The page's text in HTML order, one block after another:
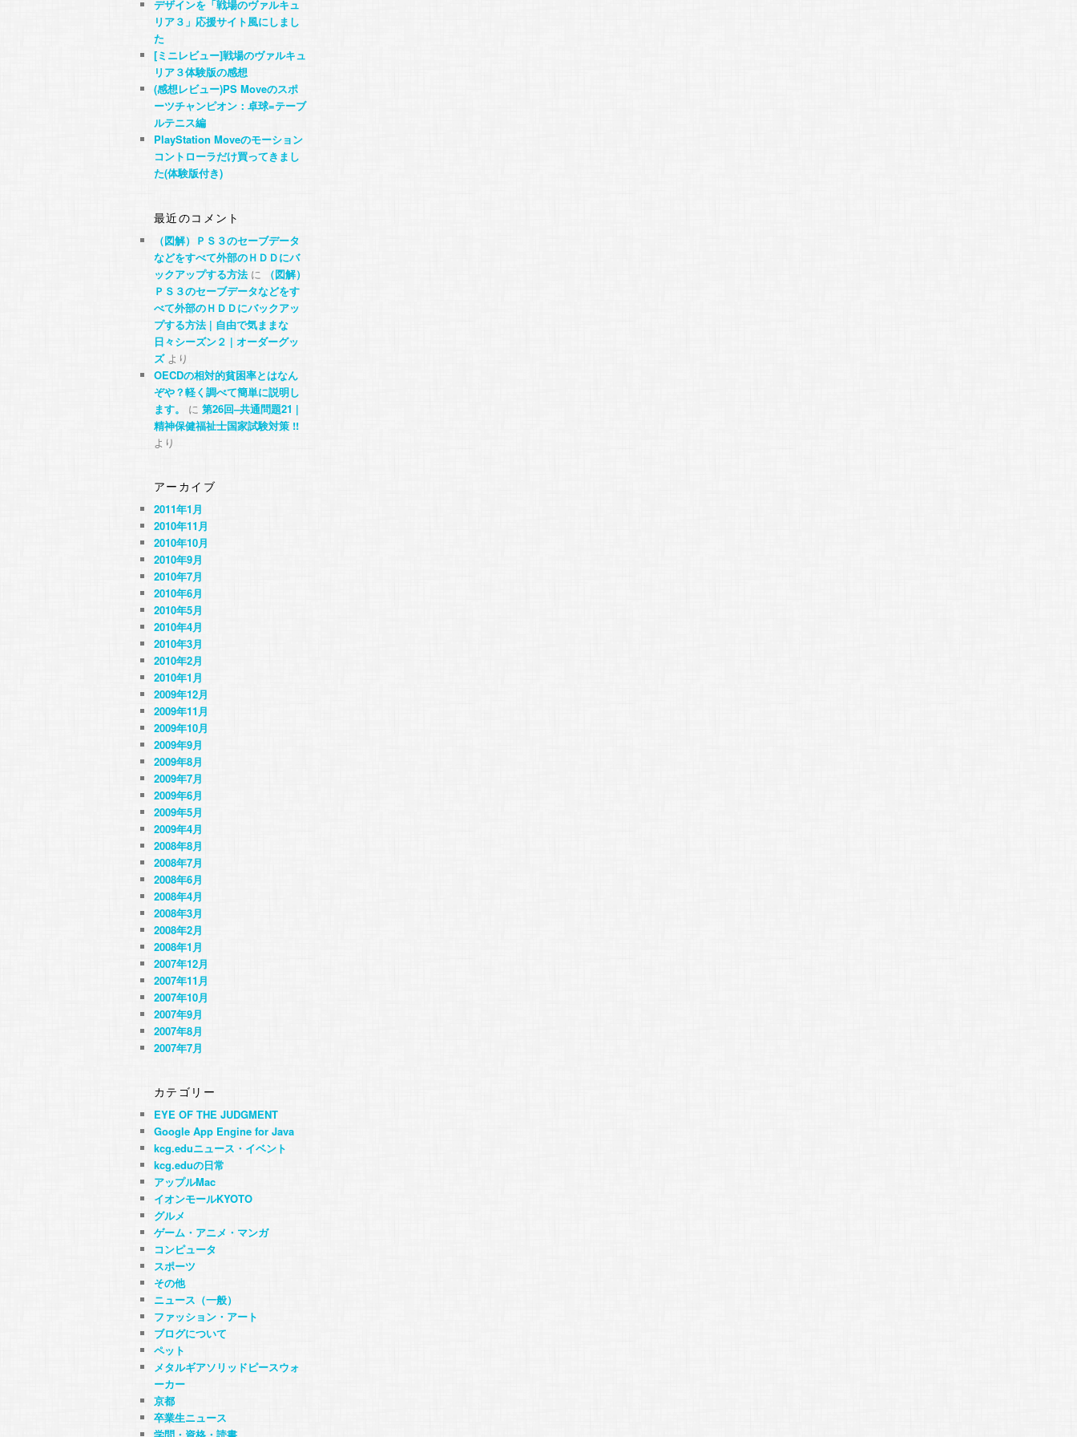
デザインを「戦場のヴァルキュ
リア３」応援サイト風にしまし
た
[ミニレビュー]戦場のヴァルキュ
リア３体験版の感想
(感想レビュー)PS Moveのスポ
ーツチャンピオン：卓球=テーブ
ルテニス編
PlayStation Moveのモーション
コントローラだけ買ってきまし
た(体験版付き)
最近のコメント
（図解）ＰＳ３のセーブデータ
などをすべて外部のＨＤＤにバ
ックアップする方法に
（図解）
ＰＳ３のセーブデータなどをす
べて外部のＨＤＤにバックアッ
プする方法 | 自由で気ままな
日々シーズン２ | オーダーグッ
ズより
OECDの相対的貧困率とはなん
ぞや？軽く調べて簡単に説明し
ます。
に 第26回–共通問題21 |
精神保健福祉士国家試験対策 !!
より
アーカイブ
2011年1月
2010年11月
2010年10月
2010年9月
2010年7月
2010年6月
2010年5月
2010年4月
2010年3月
2010年2月
2010年1月
2009年12月
2009年11月
2009年10月
2009年9月
2009年8月
2009年7月
2009年6月
2009年5月
2009年4月
2008年8月
2008年7月
2008年6月
2008年4月
2008年3月
2008年2月
2008年1月
2007年12月
2007年11月
2007年10月
2007年9月
2007年8月
2007年7月
カテゴリー
EYE OF THE JUDGMENT
Google App Engine for Java
kcg.eduニュース・イベント
kcg.eduの日常
アップルMac
イオンモールKYOTO
グルメ
ゲーム・アニメ・マンガ
コンピュータ
スポーツ
その他
ニュース（一般）
ファッション・アート
ブログについて
ペット
メタルギアソリッドピースウォ
ーカー
京都
卒業生ニュース